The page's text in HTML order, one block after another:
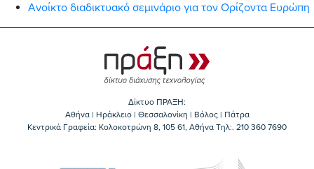
Ανοίκτο διαδικτυακό σεμινάριο για τον Ορίζοντα Ευρώπη
Δίκτυο ΠΡΑΞΗ:
Αθήνα | Ηράκλειο | Θεσσαλονίκη | Βόλος | Πάτρα
Κεντρικά Γραφεία: Kολοκοτρώνη 8, 105 61, Αθήνα Τηλ:. 210 360 7690